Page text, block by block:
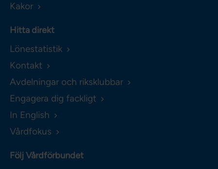
Kakor
Hitta direkt
Lönestatistik
Kontakt
Avdelningar och riksklubbar
Engagera dig fackligt
In English
Vårdfokus
Följ Vårdförbundet